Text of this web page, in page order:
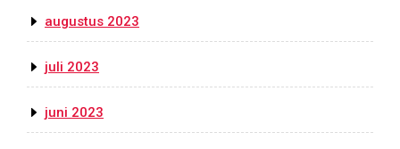
augustus 2023
juli 2023
juni 2023